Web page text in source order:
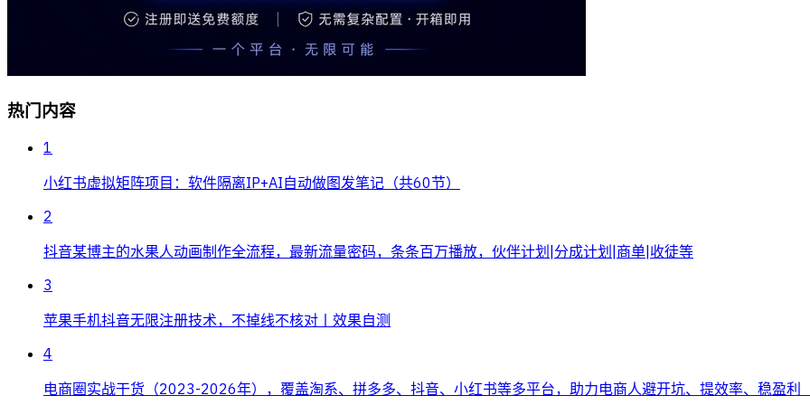
热门内容
1
小红书虚拟矩阵项目：软件隔离IP+AI自动做图发笔记（共60节）
2
抖音某博主的水果人动画制作全流程，最新流量密码，条条百万播放，伙伴计划|分成计划|商单|收徒等
3
苹果手机抖音无限注册技术，不掉线不核对丨效果自测
4
电商圈实战干货（2023-2026年），覆盖淘系、拼多多、抖音、小红书等多平台，助力电商人避开坑、提效率、稳盈利